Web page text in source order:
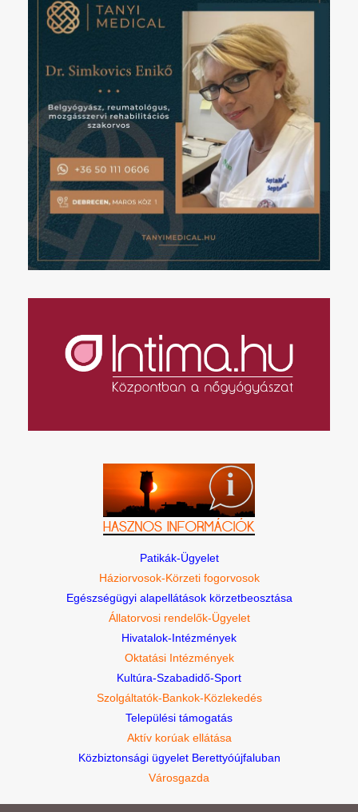
Patikák-Ügyelet
Háziorvosok-Körzeti fogorvosok
Egészségügyi alapellátások körzetbeosztása
Állatorvosi rendelők-Ügyelet
Hivatalok-Intézmények
Oktatási Intézmények
Kultúra-Szabadidő-Sport
Szolgáltatók-Bankok-Közlekedés
Települési támogatás
Aktív korúak ellátása
Közbiztonsági ügyelet Berettyóújfaluban
Városgazda